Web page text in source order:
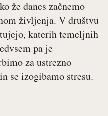
že danes začnemo
življenja. V društvu
katerih temeljnih
pa je
za ustrezno
se izogibamo stresu.